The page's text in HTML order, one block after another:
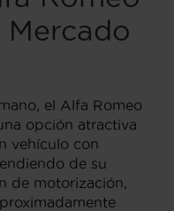
el Alfa Romeo
opción atractiva
vehículo con
de su
de motorización,